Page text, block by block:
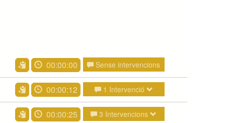
00:00:00 Sense intervencions
00:00:12 1 Intervenció
00:00:25 3 Intervencions